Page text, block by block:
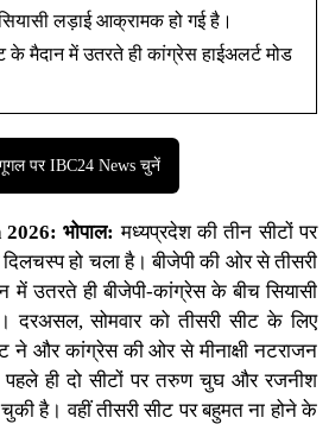
लड़ाई आक्रामक हो गई है।
मैदान में उतरते ही कांग्रेस हाईअलर्ट मोड
पर IBC24 News चुनें
2026: भोपाल: मध्यप्रदेशकी तीन सीटों पर
दिलचस्प हो चला है। बीजेपी की ओर से तीसरी
उतरते ही बीजेपी-कांग्रेस के बीच सियासी
दरअसल, सोमवार को तीसरी सीट के लिए
और कांग्रेस की ओर से मीनाक्षी नटराजन
पहले ही दो सीटों पर तरुण चुघ और रजनीश
है। वहीं तीसरी सीट पर बहुमत ना होने के